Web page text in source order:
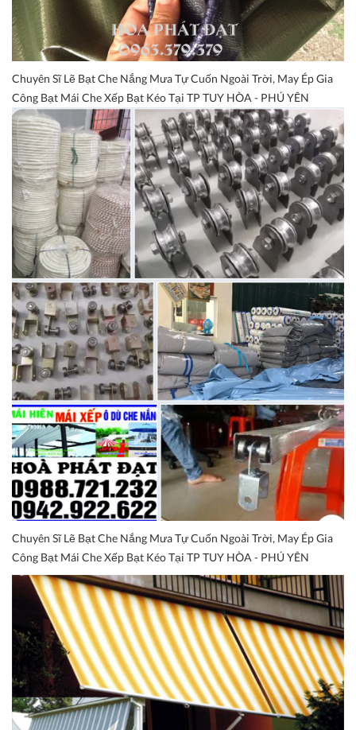
Chuyên Sĩ Lẽ Bạt Che Nắng Mưa Tự Cuốn Ngoài Trời, May Ép Gia
Công Bạt Mái Che Xếp Bạt Kéo Tại TP TUY HÒA - PHÚ YÊN
Chuyên Sĩ Lẽ Bạt Che Nắng Mưa Tự Cuốn Ngoài Trời, May Ép Gia
Công Bạt Mái Che Xếp Bạt Kéo Tại TP TUY HÒA - PHÚ YÊN